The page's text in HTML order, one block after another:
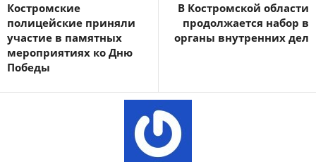
Костромские
полицейские приняли
участие в памятных
мероприятиях ко Дню
Победы
В Костромской области
продолжается набор в
органы внутренних дел